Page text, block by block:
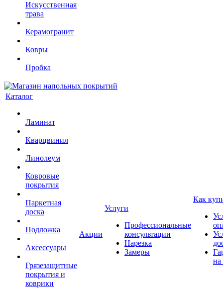
Искусственная
трава
Керамогранит
Ковры
Пробка
Каталог
Ламинат
Кварцвинил
Линолеум
Ковровые
покрытия
Паркетная
доска
Подложка
Аксессуары
Грязезащитные
покрытия и
коврики
Акции
Услуги
Профессиональные
консультации
Нарезка
Замеры
Как
на